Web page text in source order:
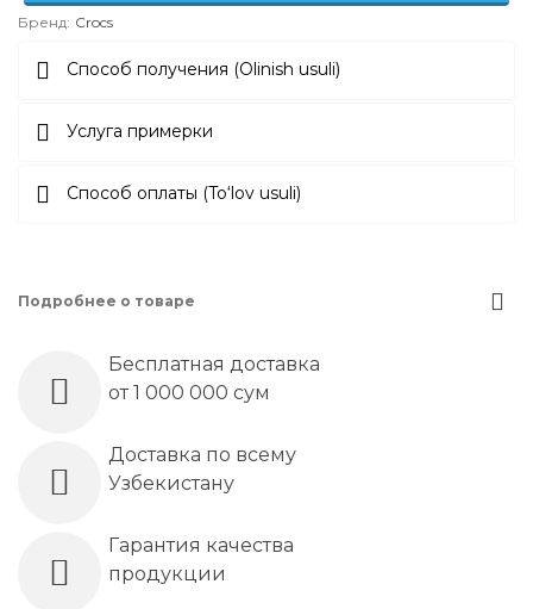
Бренд: Crocs
Способ получения (Olinish usuli)
Услуга примерки
Способ оплаты (To‘lov usuli)
Подробнее о товаре
Бесплатная доставка
от 1 000 000 сум
Доставка по всему
Узбекистану
Гарантия качества
продукции